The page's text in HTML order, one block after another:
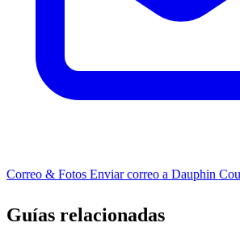
Correo & Fotos Enviar correo a Dauphin
Guías relacionadas